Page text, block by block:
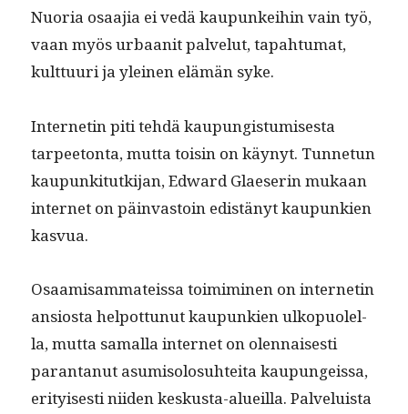
Nuo­ria osaa­jia ei vedä kaupunkei­hin vain työ,
vaan myös urbaan­it palve­lut, tapah­tu­mat,
kult­tuuri ja yleinen elämän syke.
Inter­netin piti tehdä kaupungis­tu­mis­es­ta
tarpee­ton­ta, mut­ta toisin on käynyt. Tun­netun
kaupunki­tutk­i­jan, Edward Glae­serin mukaan
inter­net on päin­vas­toin edis­tänyt kaupunkien
kasvua.
Osaamisam­mateis­sa toim­imi­nen on inter­netin
ansios­ta helpot­tunut kaupunkien ulkop­uolel­
la, mut­ta samal­la inter­net on olen­nais­es­ti
paran­tanut asum­isolo­suhtei­ta kaupungeis­sa,
eri­tyis­es­ti niiden keskus­ta-alueil­la. Palveluista